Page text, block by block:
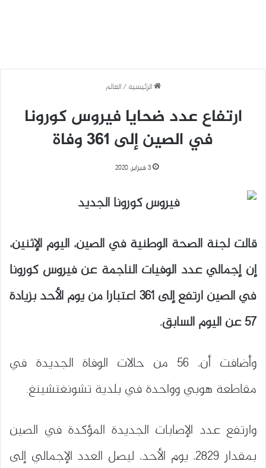
الرئيسية / العالم
ارتفاع عدد ضحايا فيروس كورونا
في الصين إلى 361 وفاة
3 فبراير، 2020
قالت لجنة الصحة الوطنية في الصين، اليوم الإثنين،
إن إجمالي عدد الوفيات الناجمة عن فيروس كورونا
في الصين ارتفع إلى 361 اعتبارا من يوم الأحد بزيادة
57 عن اليوم السابق.
وأضافت أن، 56 من حالات الوفاة الجديدة في
مقاطعة هوبي وواحدة في بلدية تشونغتشينغ.
وارتفع عدد الإصابات الجديدة المؤكدة في الصين
بمقدار 2829، يوم الأحد، ليصل العدد الإجمالي إلى